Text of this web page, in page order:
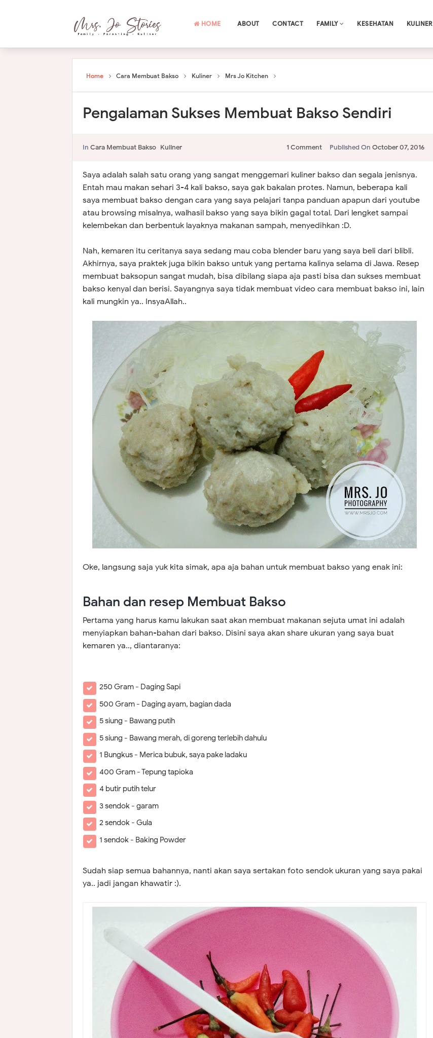
HOME ABOUT CONTACT FAMILY KESEHATAN KULINER
Home Cara Membuat Bakso Kuliner Mrs Jo Kitchen
Pengalaman Sukses Membuat Bakso Sendiri
In Cara Membuat Bakso Kuliner Published On October 07, 2016
1 Comment
Saya adalah salah satu orang yang sangat menggemari kuliner bakso dan segala jenisnya.
Entah mau makan sehari 3-4 kali bakso, saya gak bakalan protes. Namun, beberapa kali
saya membuat bakso dengan cara yang saya pelajari tanpa panduan apapun dari youtube
atau browsing misalnya, walhasil bakso yang saya bikin gagal total. Dari lengket sampai
kelembekan dan berbentuk layaknya makanan sampah, menyedihkan :D.
Nah, kemaren itu ceritanya saya sedang mau coba blender baru yang saya beli dari blibli.
Akhirnya, saya praktek juga bikin bakso untuk yang pertama kalinya selama di Jawa. Resep
membuat baksopun sangat mudah, bisa dibilang siapa aja pasti bisa dan sukses membuat
bakso kenyal dan berisi. Sayangnya saya tidak membuat video cara membuat bakso ini, lain
kali mungkin ya.. InsyaAllah..
Oke, langsung saja yuk kita simak, apa aja bahan untuk membuat bakso yang enak ini:
Bahan dan resep Membuat Bakso
Pertama yang harus kamu lakukan saat akan membuat makanan sejuta umat ini adalah
menyiapkan bahan-bahan dari bakso. Disini saya akan share ukuran yang saya buat
kemaren ya.., diantaranya:
250 Gram - Daging Sapi
500 Gram - Daging ayam, bagian dada
5 siung - Bawang putih
5 siung - Bawang merah, di goreng terlebih dahulu
1 Bungkus - Merica bubuk, saya pake ladaku
400 Gram - Tepung tapioka
4 butir putih telur
3 sendok - garam
2 sendok - Gula
1 sendok - Baking Powder
Sudah siap semua bahannya, nanti akan saya sertakan foto sendok ukuran yang saya pakai
ya.. jadi jangan khawatir :).